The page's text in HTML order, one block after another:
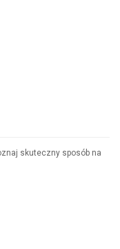
skuteczny sposób na